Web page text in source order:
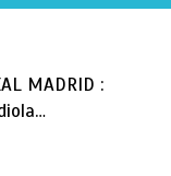
MADRID :
ET
public